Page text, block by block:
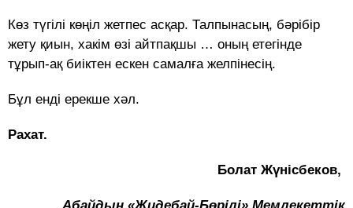
Көз түгілі көңіл жетпес асқар. Талпынасың, бәрібір
жету қиын, хакім өзі айтпақшы … оның етегінде
тұрып-ақ биіктен ескен самалға желпінесің.
Бұл енді ерекше хәл.
Рахат.
Болат Жүнісбеков,